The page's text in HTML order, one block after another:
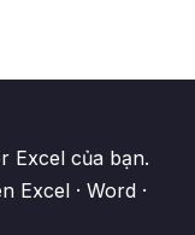
Excel của bạn.
Excel · Word ·